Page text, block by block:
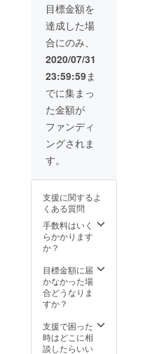
ターン
として
の雑誌
の販売
許可は
得てい
ます。
※ 交通
通費や
滞在費
につい
て自己
負担で
お願い
しま
す。 ※
場所は
関東圏
内を予
定して
ル
との調
整次第
で可能
な場合
もあ
面会時
は安全
考慮の
ため、
をつけ
させて
いただ
目標金額を
達成した場
合にのみ、
2020/07/31
23:59:59ま
でに集まっ
た金額が
ファンディ
ングされま
す。
支援に関するよ
くある質問
手数料はいく
らかかります
か？
目標金額に届
かなかった場
合どうなりま
すか？
支援で困った
時はどこに相
談したらいい